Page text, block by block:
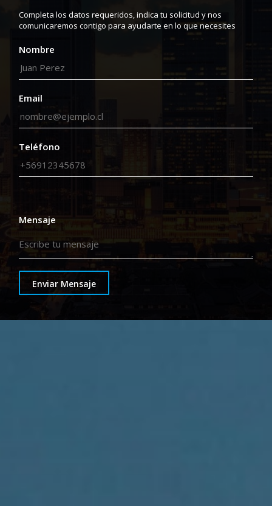
Completa los datos requeridos, indica tu solicitud y nos
comunicaremos contigo para ayudarte en lo que necesites
Nombre
Email
Teléfono
Mensaje